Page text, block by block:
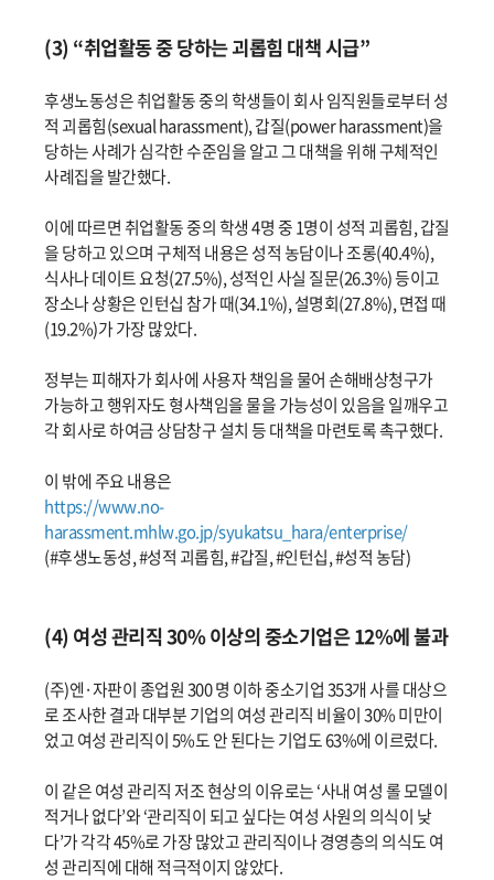
(3) “취업활동 중 당하는 괴롭힘 대책 시급”
후생노동성은 취업활동 중의 학생들이 회사 임직원들로부터 성
적 괴롭힘(sexual harassment), 갑질(power harassment)을
당하는 사례가 심각한 수준임을 알고 그 대책을 위해 구체적인
사례집을 발간했다.
이에 따르면 취업활동 중의 학생 4명 중 1명이 성적 괴롭힘, 갑질
을 당하고 있으며 구체적 내용은 성적 농담이나 조롱(40.4%),
식사나 데이트 요청(27.5%), 성적인 사실 질문(26.3%) 등이고
장소나 상황은 인턴십 참가 때(34.1%), 설명회(27.8%), 면접 때
(19.2%)가 가장 많았다.
정부는 피해자가 회사에 사용자 책임을 물어 손해배상청구가
가능하고 행위자도 형사책임을 물을 가능성이 있음을 일깨우고
각 회사로 하여금 상담창구 설치 등 대책을 마련토록 촉구했다.
이 밖에 주요 내용은
https://www.no-
harassment.mhlw.go.jp/syukatsu_hara/enterprise/
(#후생노동성, #성적 괴롭힘, #갑질, #인턴십, #성적 농담)
(4) 여성 관리직 30% 이상의 중소기업은 12%에 불과
(주)엔·자판이 종업원 300 명 이하 중소기업 353개 사를 대상으
로 조사한 결과 대부분 기업의 여성 관리직 비율이 30% 미만이
었고 여성 관리직이 5%도 안 된다는 기업도 63%에 이르렀다.
이 같은 여성 관리직 저조 현상의 이유로는 ‘사내 여성 롤 모델이
적거나 없다’와 ‘관리직이 되고 싶다는 여성 사원의 의식이 낮
다’가 각각 45%로 가장 많았고 관리직이나 경영층의 의식도 여
성 관리직에 대해 적극적이지 않았다.